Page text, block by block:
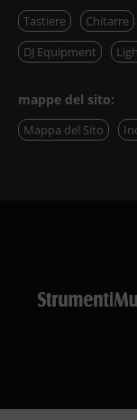
Tastiere Chitarre
DJ Equipment
mappe del sito:
Mappa del Sito